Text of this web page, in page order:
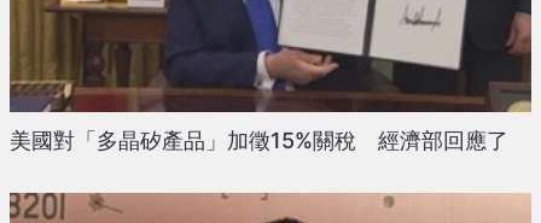
美國對「多晶矽產品」加徵15%關稅 經濟部回應了